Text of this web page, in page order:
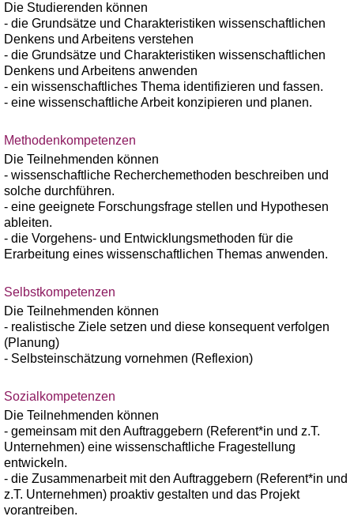
Die Studierenden können
- die Grundsätze und Charakteristiken wissenschaftlichen
Denkens und Arbeitens verstehen
- die Grundsätze und Charakteristiken wissenschaftlichen
Denkens und Arbeitens anwenden
- ein wissenschaftliches Thema identifizieren und fassen.
- eine wissenschaftliche Arbeit konzipieren und planen.
Methodenkompetenzen
Die Teilnehmenden können
- wissenschaftliche Recherchemethoden beschreiben und
solche durchführen.
- eine geeignete Forschungsfrage stellen und Hypothesen
ableiten.
- die Vorgehens- und Entwicklungsmethoden für die
Erarbeitung eines wissenschaftlichen Themas anwenden.
Selbstkompetenzen
Die Teilnehmenden können
- realistische Ziele setzen und diese konsequent verfolgen
(Planung)
- Selbsteinschätzung vornehmen (Reflexion)
Sozialkompetenzen
Die Teilnehmenden können
- gemeinsam mit den Auftraggebern (Referent*in und z.T.
Unternehmen) eine wissenschaftliche Fragestellung
entwickeln.
- die Zusammenarbeit mit den Auftraggebern (Referent*in und
z.T. Unternehmen) proaktiv gestalten und das Projekt
vorantreiben.